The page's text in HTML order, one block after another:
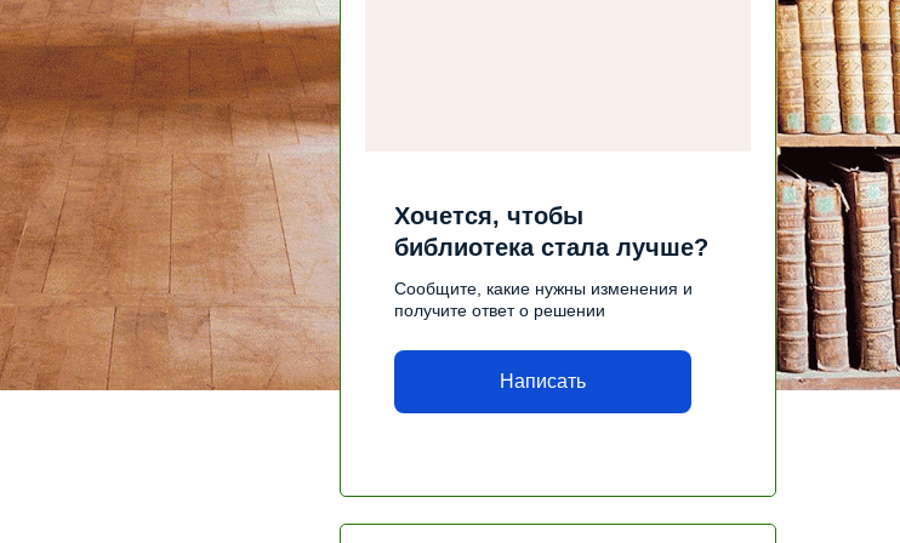
Хочется, чтобы
библиотека стала лучше?
Сообщите, какие нужны изменения и
получите ответ о решении
Написать